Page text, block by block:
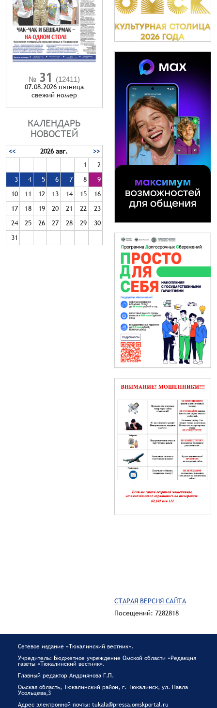
№ 31 (12411)
07.08.2026 пятница
cвежий номер
КАЛЕНДАРЬ
НОВОСТЕЙ
<< 2026 авг.
>>
1
2
3
4 5 6 7 8
9
10
11 12 13 14 15
16
17
18 19 20 21 22
23
24
25 26 27 28 29
30
31
СТАРАЯ ВЕРСИЯ САЙТА
Посещений: 7282818
Сетевое издание «Тюкалинский вестник».
Учредитель: Бюджетное учреждение Омской области «Редакция
газеты «Тюкалинский вестник».
Главный редактор Андриянова Г.П.
Омская область, Тюкалинский район, г. Тюкалинск, ул. Павла
Усольцева,3
Адрес электронной почты: tukala@pressa.omskportal.ru